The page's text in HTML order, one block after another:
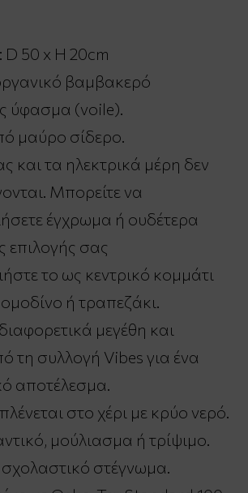
D 50 x H 20cm
βαμβακερό
ύφασμα (voile).
μαύρο σίδερο.
και τα ηλεκτρικά μέρη δεν
Μπορείτε να
έγχρωμα ή ουδέτερα
επιλογής σας
το ως κεντρικό κομμάτι
ή τραπεζάκι.
μεγέθη και
τη συλλογή Vibes για ένα
αποτέλεσμα.
στο χέρι με κρύο νερό.
μούλιασμα ή τρίψιμο.
στέγνωμα.